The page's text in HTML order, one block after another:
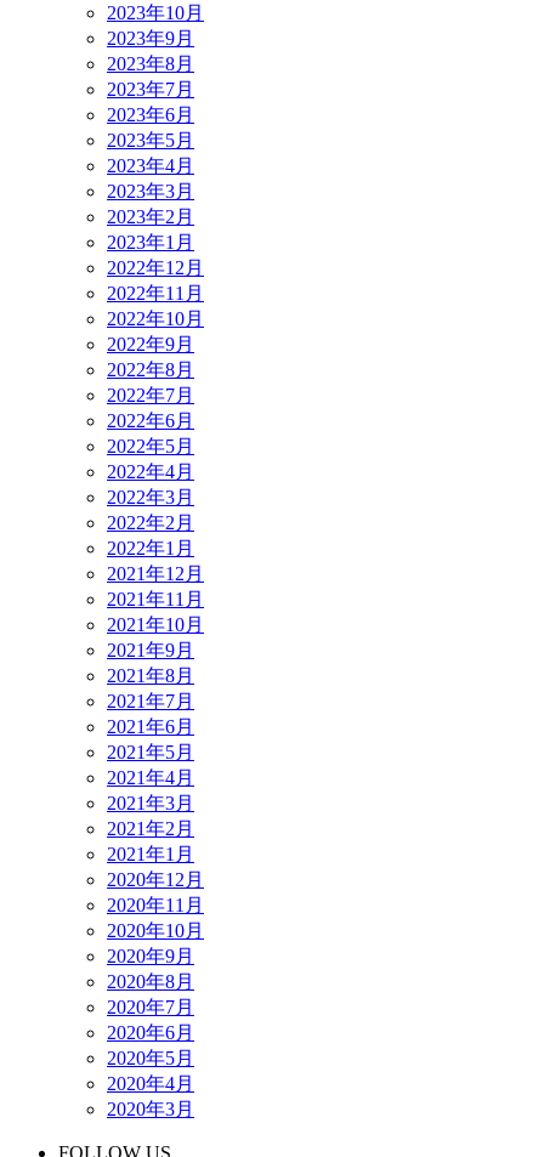
2023年10月
2023年9月
2023年8月
2023年7月
2023年6月
2023年5月
2023年4月
2023年3月
2023年2月
2023年1月
2022年12月
2022年11月
2022年10月
2022年9月
2022年8月
2022年7月
2022年6月
2022年5月
2022年4月
2022年3月
2022年2月
2022年1月
2021年12月
2021年11月
2021年10月
2021年9月
2021年8月
2021年7月
2021年6月
2021年5月
2021年4月
2021年3月
2021年2月
2021年1月
2020年12月
2020年11月
2020年10月
2020年9月
2020年8月
2020年7月
2020年6月
2020年5月
2020年4月
2020年3月